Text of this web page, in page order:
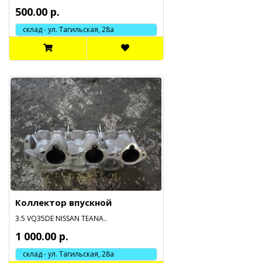
500.00 р.
склад - ул. Тагильская, 28а
Коллектор впускной
3.5 VQ35DE NISSAN TEANA..
1 000.00 р.
склад - ул. Тагильская, 28а